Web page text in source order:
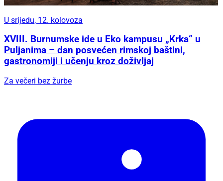
U srijedu, 12. kolovoza
XVIII. Burnumske ide u Eko kampusu „Krka“ u
Puljanima – dan posvećen rimskoj baštini,
gastronomiji i učenju kroz doživljaj
Za večeri bez žurbe